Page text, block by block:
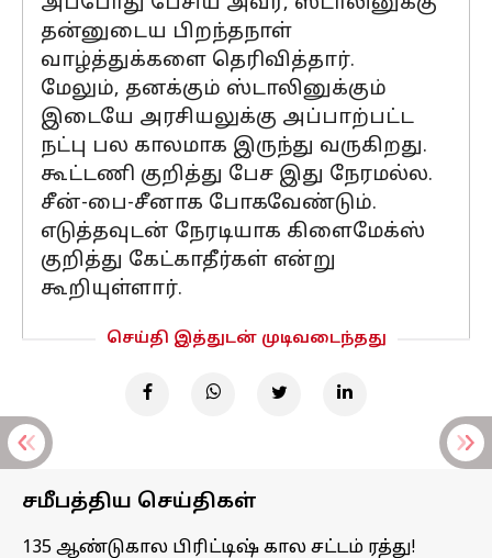
தன்னுடைய பிறந்தநாள்
வாழ்த்துக்களை தெரிவித்தார்.
மேலும், தனக்கும் ஸ்டாலினுக்கும்
இடையே அரசியலுக்கு அப்பாற்பட்ட
நட்பு பல காலமாக இருந்து வருகிறது.
கூட்டணி குறித்து பேச இது நேரமல்ல.
சீன்-பை-சீனாக போகவேண்டும்.
எடுத்தவுடன் நேரடியாக கிளைமேக்ஸ்
குறித்து கேட்காதீர்கள் என்று
கூறியுள்ளார்.
செய்தி இத்துடன் முடிவடைந்தது
சமீபத்திய செய்திகள்
135 ஆண்டுகால பிரிட்டிஷ் கால சட்டம் ரத்து!